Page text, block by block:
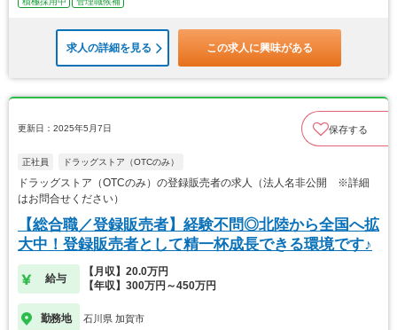
求人の詳細を見る この求人に興味がある
更新日：2025年5月7日 保存する
正社員 ドラッグストア（OTCのみ）
ドラッグストア（OTCのみ）の登録販売者の求人（法人名非公開 ※詳細
はお問合せください）
【総合職／登録販売者】経験不問◎北陸から全国へ拡
大中！登録販売者として精一杯成長できる環境です♪
給与
【月収】20.0万円
【年収】300万円～450万円
勤務地 石川県 加賀市